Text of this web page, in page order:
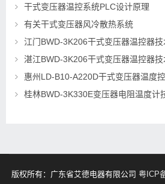
干式变压器温控系统PLC设计原理
有关干式变压器风冷散热系统
江门BWD-3K206干式变压器温控器
湛江BWD-3K206干式变压器温控器
惠州LD-B10-A220D干式变压器温度
桂林BWD-3K330E变压器电阻温度计
版权所有：广东省艾德电器有限公司 粤ICP